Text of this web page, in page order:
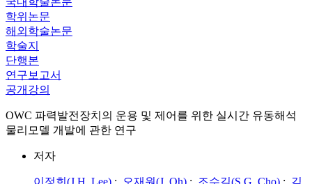
학위논문
해외학술논문
학술지
단행본
연구보고서
공개강의
OWC 파력발전장치의 운용 및 제어를 위한 실시간 유동해석
물리모델 개발에 관한 연구
저자
이정희(J.H. Lee) ; 오재원(J. Oh) ; 조수길(S.G. Cho) ; 김